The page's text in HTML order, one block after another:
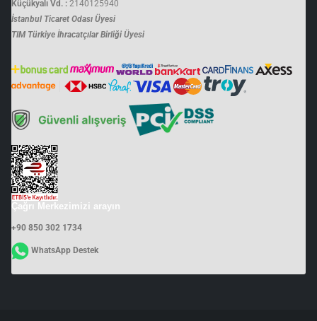
Küçükyalı Vd. : 2140125940
İstanbul Ticaret Odası Üyesi
TIM Türkiye İhracatçılar Birliği Üyesi
Çağrı Merkezimizi arayın
+90 850 302 1734
WhatsApp Destek